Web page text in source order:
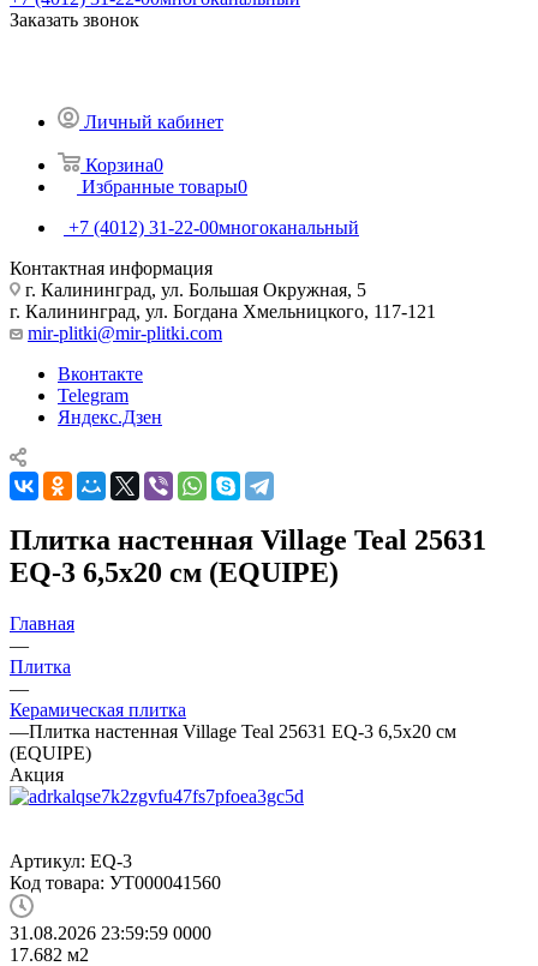
Заказать звонок
Личный кабинет
Корзина0
Избранные товары0
+7 (4012) 31-22-00многоканальный
Контактная информация
г. Калининград, ул. Большая Окружная, 5
г. Калининград, ул. Богдана Хмельницкого, 117-121
mir-plitki@mir-plitki.com
Вконтакте
Telegram
Яндекс.Дзен
Плитка настенная Village Teal 25631
EQ-3 6,5x20 см (EQUIPE)
Главная
—
Плитка
—
Керамическая плитка
—Плитка настенная Village Teal 25631 EQ-3 6,5x20 см
(EQUIPE)
Акция
Артикул: EQ-3
Код товара: УТ000041560
31.08.2026 23:59:59 0000
17.682 м2